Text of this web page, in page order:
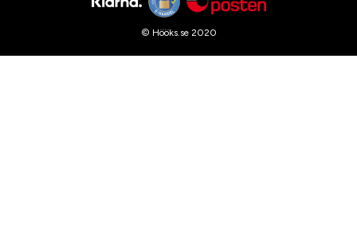
© Hööks.se 2020